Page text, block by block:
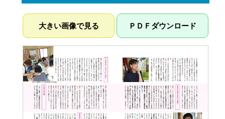
大きい画像で見る ＰＤＦダウンロード